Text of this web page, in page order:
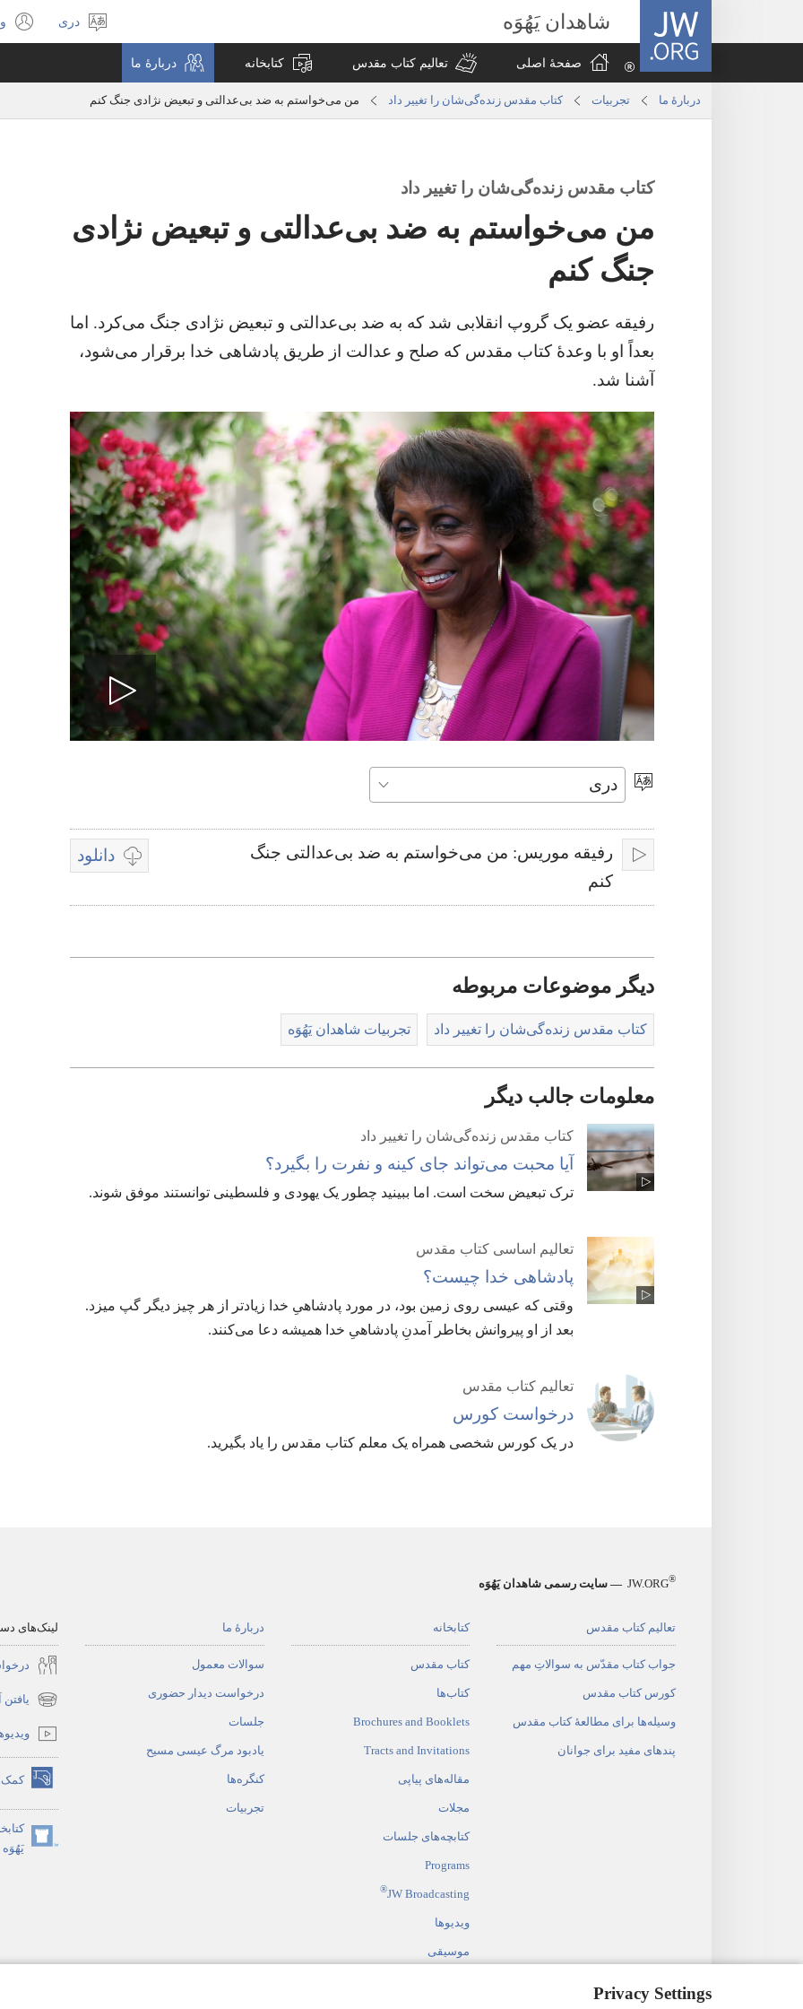
Privacy Settings
JW.ORG شاهدان یَهُوَه
انتخاب
دری
صفحهٔ اصلی تعالیم کتاب مقدس کتابخانه دربارهٔ ما
دربارهٔ ما تجربیات کتاب مقدس زنده‌گی‌شان را تغییر داد من می‌خواستم به ضد بی‌عدالتی و تبعیض نژادی جنگ کنم
کتاب مقدس زنده‌گی‌شان را تغییر داد
من می‌خواستم به ضد بی‌عدالتی و تبعیض نژادی
جنگ کنم
رفیقه عضو یک گروپ انقلابی شد که به ضد بی‌عدالتی و تبعیض نژادی جنگ می‌کرد.‏ اما
بعداً او با وعدهٔ کتاب مقدس که صلح و عدالت از طریق پادشاهی خدا برقرار می‌شود،‏
آشنا شد.‏
پخش
انتخاب
پخش
رفیقه موریس: من می‌خواستم به ضد بی‌عدالتی جنگ
کنم
دانلود
گزینه‌های
فایل‌های
دیگر موضوعات مربوطه
کتاب مقدس زنده‌گی‌شان را تغییر داد تجربیات شاهدان یَهُوَه
معلومات جالب دیگر
کتاب مقدس زنده‌گی‌شان را تغییر داد
آیا محبت می‌تواند جای کینه و نفرت را بگیرد؟‏
ترک تبعیض سخت است.‏ اما ببینید چطور یک یهودی و فلسطینی توانستند موفق شوند.‏
تعالیم اساسی کتاب مقدس
پادشاهی خدا چیست؟‏
وقتی که عیسی روی زمین بود،‏ در مورد پادشاهیِ خدا زیادتر از هر چیز دیگر گپ میزد.‏
بعد از او پیروانش بخاطر آمدنِ پادشاهیِ خدا همیشه دعا می‌کنند.‏
تعالیم کتاب مقدس
درخواست کورس
در یک کورس شخصی همراه یک معلم کتاب مقدس را یاد بگیرید.
JW.ORG® — سایت رسمی شاهدان یَهُوَه
تعالیم کتاب مقدس
جواب کتاب مقدّس به سوالاتِ مهم
کورس کتاب مقدس
وسیله‌ها برای مطالعهٔ کتاب مقدس
پندهای مفید برای جوانان
کتابخانه
کتاب مقدس
کتاب‌ها
Brochures and Booklets
Tracts and Invitations
مقاله‌های پیاپی
مجلات
کتابچه‌های جلسات
Programs
JW Broadcasting
®
ویدیوها
موسیقی
دربارهٔ ما
سوالات معمول
درخواست دیدار حضوری
جلسات
یادبود مرگ عیسی مسیح
کنگره‌ها
تجربیات
لینک‌های
(opens
new
(opens
new
window)
یَهُوَه (opens